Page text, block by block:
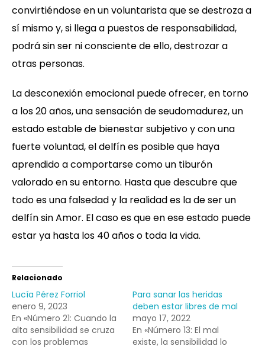
convirtiéndose en un voluntarista que se destroza a
sí mismo y, si llega a puestos de responsabilidad,
podrá sin ser ni consciente de ello, destrozar a
otras personas.
La desconexión emocional puede ofrecer, en torno
a los 20 años, una sensación de seudomadurez, un
estado estable de bienestar subjetivo y con una
fuerte voluntad, el delfín es posible que haya
aprendido a comportarse como un tiburón
valorado en su entorno. Hasta que descubre que
todo es una falsedad y la realidad es la de ser un
delfín sin Amor. El caso es que en ese estado puede
estar ya hasta los 40 años o toda la vida.
Relacionado
Lucía Pérez Forriol
enero 9, 2023
En «Número 21: Cuando la
alta sensibilidad se cruza
con los problemas
Para sanar las heridas
deben estar libres de mal
mayo 17, 2022
En «Número 13: El mal
existe, la sensibilidad lo